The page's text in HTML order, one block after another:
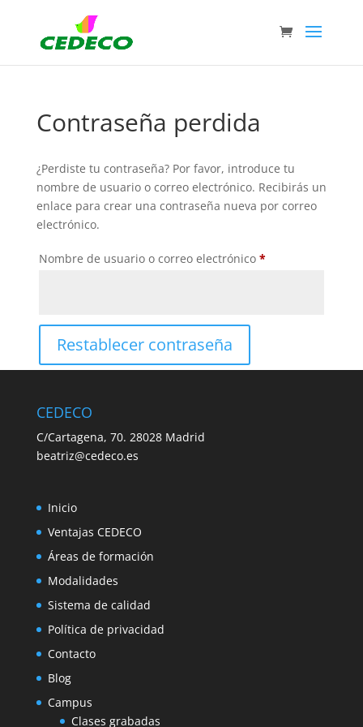
Contraseña perdida
¿Perdiste tu contraseña? Por favor, introduce tu
nombre de usuario o correo electrónico. Recibirás un
enlace para crear una contraseña nueva por correo
electrónico.
Nombre de usuario o correo electrónico *Obligatorio
Restablecer contraseña
CEDECO
C/Cartagena, 70. 28028 Madrid
beatriz@cedeco.es
Inicio
Ventajas CEDECO
Áreas de formación
Modalidades
Sistema de calidad
Política de privacidad
Contacto
Blog
Campus
Clases grabadas